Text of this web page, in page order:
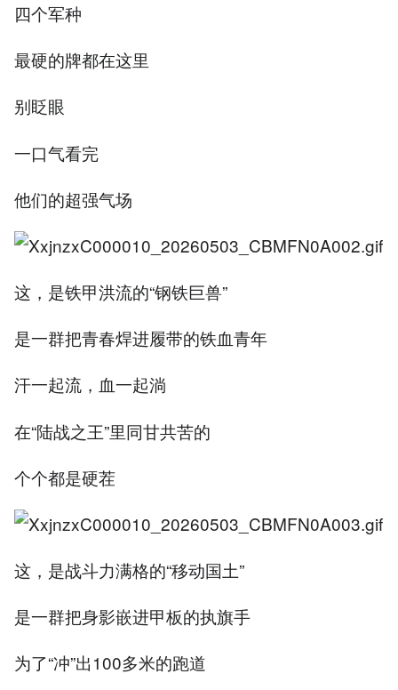
四个军种
最硬的牌都在这里
别眨眼
一口气看完
他们的超强气场
这，是铁甲洪流的“钢铁巨兽”
是一群把青春焊进履带的铁血青年
汗一起流，血一起淌
在“陆战之王”里同甘共苦的
个个都是硬茬
这，是战斗力满格的“移动国土”
是一群把身影嵌进甲板的执旗手
为了“冲”出100多米的跑道